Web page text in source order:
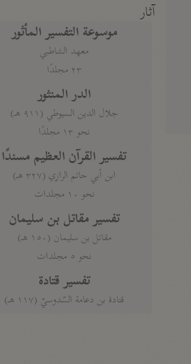
آثار
موسوعة التفسير المأثور
معهد الشاطبي
٢٣ مجلدًا
الدر المنثور
جلال الدين السيوطي (٩١١ هـ)
نحو ١٣ مجلدًا
تفسير القرآن العظيم مسندًا
ابن أبي حاتم الرازي (٣٢٧ هـ)
نحو ١٠ مجلدات
تفسير مقاتل بن سليمان
مقاتل بن سليمان (١٥٠ هـ)
نحو ٥ مجلدات
تفسير قتادة
قتادة بن دعامة السّدوسيّ (١١٧ هـ)